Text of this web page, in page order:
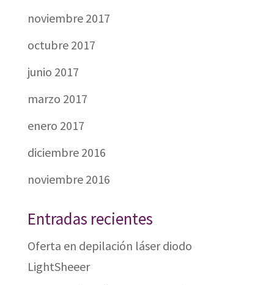
noviembre 2017
octubre 2017
junio 2017
marzo 2017
enero 2017
diciembre 2016
noviembre 2016
Entradas recientes
Oferta en depilación láser diodo
LightSheeer